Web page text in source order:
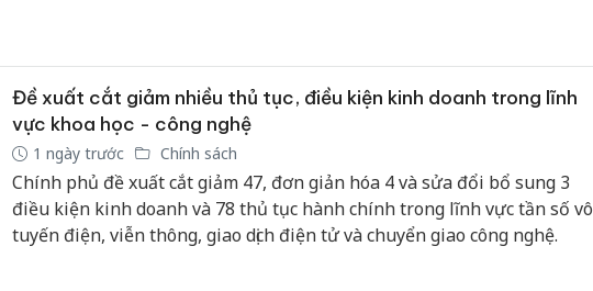
Đề xuất cắt giảm nhiều thủ tục, điều kiện kinh doanh trong lĩnh
vực khoa học - công nghệ
1 ngày trước Chính sách
Chính phủ đề xuất cắt giảm 47, đơn giản hóa 4 và sửa đổi bổ sung 3
điều kiện kinh doanh và 78 thủ tục hành chính trong lĩnh vực tần số vô
tuyến điện, viễn thông, giao dịch điện tử và chuyển giao công nghệ.
bán bình sữa